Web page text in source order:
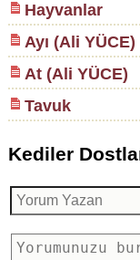
Hayvanlar
Ayı (Ali YÜCE)
At (Ali YÜCE)
Tavuk
Kediler